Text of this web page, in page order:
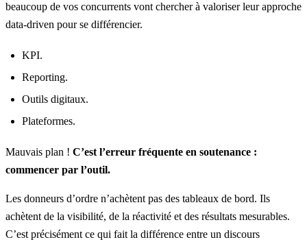
beaucoup de vos concurrents vont chercher à valoriser leur approche
data-driven pour se différencier.
KPI.
Reporting.
Outils digitaux.
Plateformes.
Mauvais plan ! C’est l’erreur fréquente en soutenance :
commencer par l’outil.
Les donneurs d’ordre n’achètent pas des tableaux de bord. Ils
achètent de la visibilité, de la réactivité et des résultats mesurables.
C’est précisément ce qui fait la différence entre un discours